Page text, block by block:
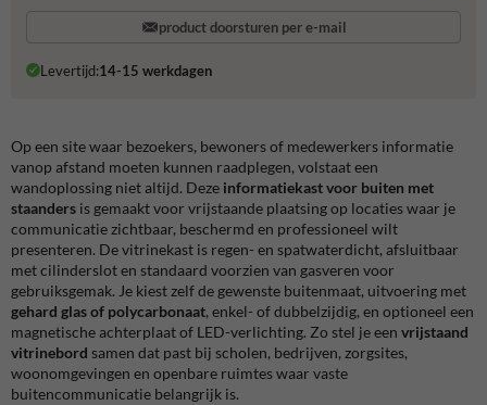
product doorsturen per e-mail
Levertijd:14-15 werkdagen
Op een site waar bezoekers, bewoners of medewerkers informatie
vanop afstand moeten kunnen raadplegen, volstaat een
wandoplossing niet altijd. Deze informatiekast voor buiten met
staanders is gemaakt voor vrijstaande plaatsing op locaties waar je
communicatie zichtbaar, beschermd en professioneel wilt
presenteren. De vitrinekast is regen- en spatwaterdicht, afsluitbaar
met cilinderslot en standaard voorzien van gasveren voor
gebruiksgemak. Je kiest zelf de gewenste buitenmaat, uitvoering met
gehard glas of polycarbonaat, enkel- of dubbelzijdig, en optioneel een
magnetische achterplaat of LED-verlichting. Zo stel je een vrijstaand
vitrinebord samen dat past bij scholen, bedrijven, zorgsites,
woonomgevingen en openbare ruimtes waar vaste
buitencommunicatie belangrijk is.